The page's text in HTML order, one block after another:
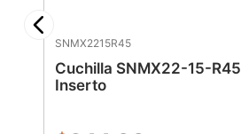
SNMX2215R45
Cuchilla SNMX22-15-R45
Inserto